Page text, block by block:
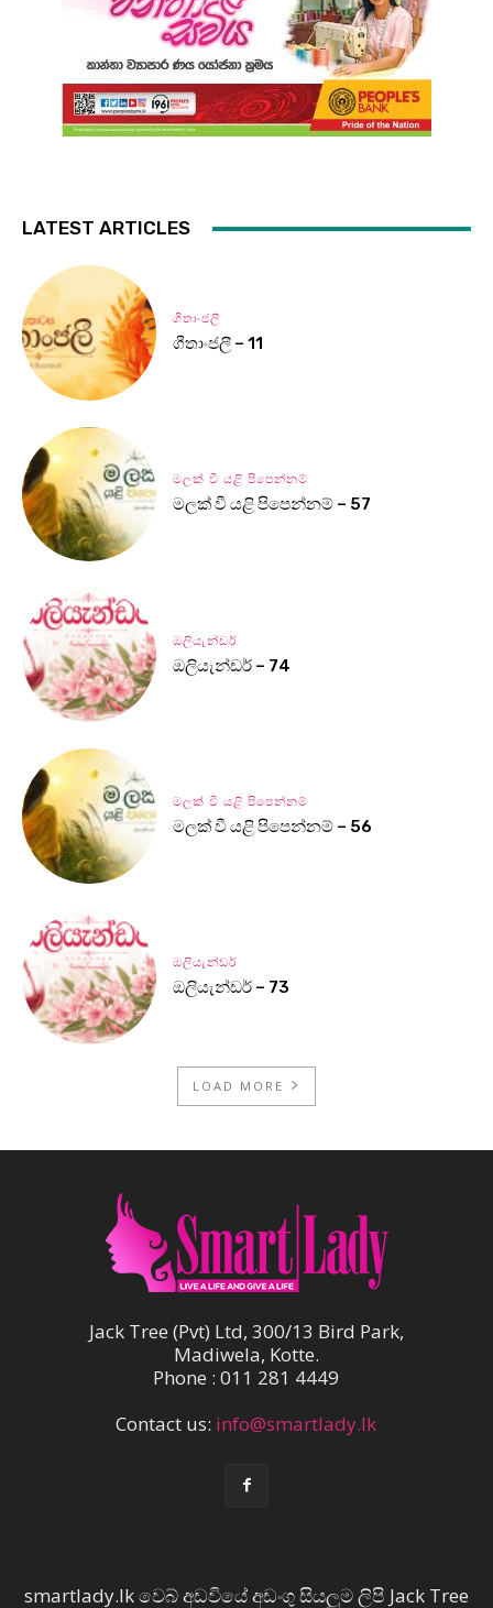
LATEST ARTICLES
ගීතාංජලී
ගීතාංජලී – 11
මලක් වී යළි පිපෙන්නම්
මලක් වී යළි පිපෙන්නම් – 57
ඔලියැන්ඩර්
ඔලියැන්ඩර් – 74
මලක් වී යළි පිපෙන්නම්
මලක් වී යළි පිපෙන්නම් – 56
ඔලියැන්ඩර්
ඔලියැන්ඩර් – 73
LOAD MORE
Jack Tree (Pvt) Ltd, 300/13 Bird Park,
Madiwela, Kotte.
Phone : 011 281 4449
Contact us: info@smartlady.lk
smartlady.lk වෙබ් අඩවියේ අඩංගු සියලුම ලිපි Jack Tree